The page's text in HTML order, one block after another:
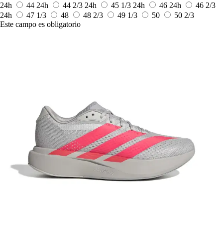
24h
44 24h 44 2/3 24h 45 1/3 24h 46 24h
46 2/3
24h
47 1/3 48 48 2/3 49 1/3 50
50 2/3
Este campo es obligatorio